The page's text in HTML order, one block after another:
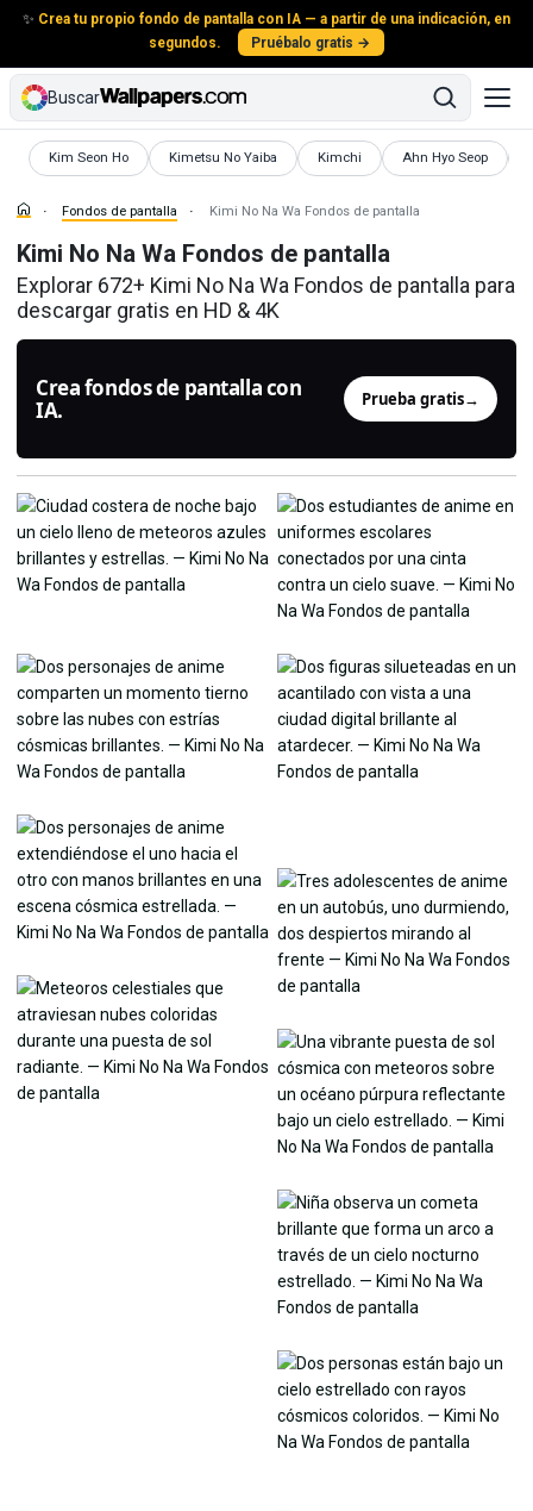
✨ Crea tu propio fondo de pantalla con IA — a partir de una indicación, en
segundos.
Pruébalo gratis →
Buscar
Kim Seon Ho
Fondos de pantalla Kimetsu No Yaiba
Fondos de pantalla Kimchi
Fondos de pantallaAhn Hyo Seop
Fondos de pantalla
Fondos de pantalla Kimi No Na Wa Fondos de pantalla
Kimi No Na Wa Fondos de pantalla
Explorar 672+ Kimi No Na Wa Fondos de pantalla para
descargar gratis en HD & 4K
Crea fondos de pantalla con
IA.
Prueba gratis→